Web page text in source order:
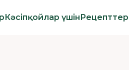
Кәсіпқойлар үшінРецепттер